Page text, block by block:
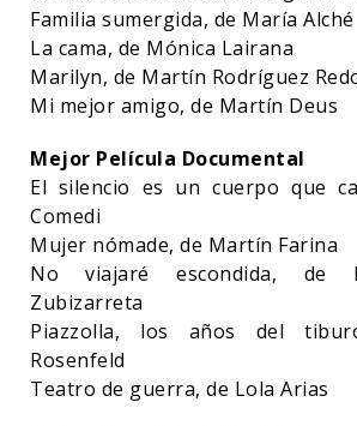
Familia sumergida, de María Alché
La cama, de Mónica Lairana
Marilyn, de Martín Rodríguez
Mi mejor amigo, de Martín Deus
Mejor Película Documental
El silencio es un cuerpo que
Comedi
Mujer nómade, de Martín Farina
No viajaré escondida, de
Zubizarreta
Piazzolla, los años del
Rosenfeld
Teatro de guerra, de Lola Arias